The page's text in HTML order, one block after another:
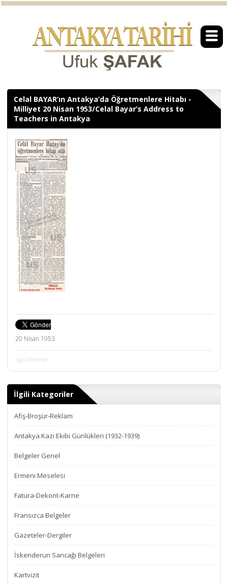
Celal BAYAR’ın Antakya’da Öğretmenlere Hitabı -
Milliyet 20 Nisan 1953/Celal Bayar’s Address to
Teachers in Antakya
20 Nisan 1953
İlgili Terimler :
İlgili Kategoriler
Afiş-Broşür-Reklam
Antakya Kazı Ekibi Günlükleri (1932-1939)
Belgeler Genel
Ermeni Meselesi
Fatura-Dekont-Karne
Fransızca Belgeler
Gazeteler-Dergiler
İskenderun Sancağı Belgeleri
Kartvizit